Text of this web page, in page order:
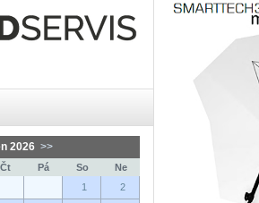
2026 >>
Čt Pá So
Ne
1
2